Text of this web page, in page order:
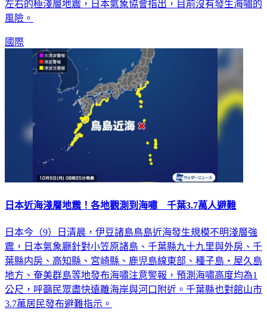
左右的極淺層地震，日本氣象協會指出，目前沒有發生海嘯的
風險。
國際
日本近海淺層地震！各地觀測到海嘯 千葉3.7萬人避難
日本今（9）日清晨，伊豆諸島鳥島近海發生規模不明淺層強
震，日本氣象廳針對小笠原諸島、千葉縣九十九里與外房、千
葉縣内房、高知縣、宮崎縣、鹿児島線東部、種子島・屋久島
地方、奄美群島等地發布海嘯注意警報，預測海嘯高度均為1
公尺，呼籲民眾盡快遠離海岸與河口附近。千葉縣也對館山市
3.7萬居民發布避難指示。